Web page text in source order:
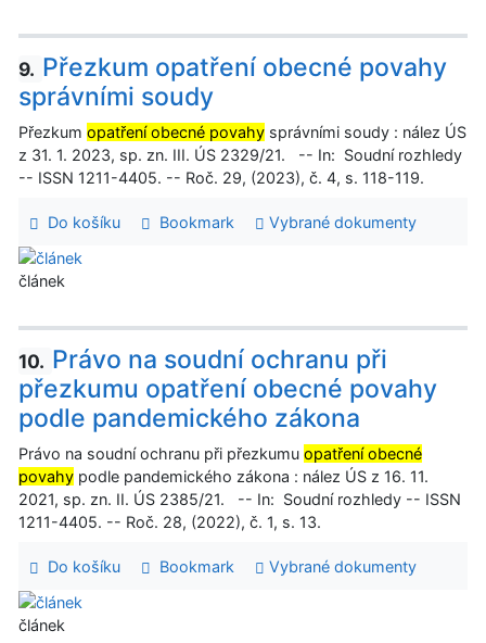
9. Přezkum opatření obecné povahy
správními soudy
Přezkum opatření obecné povahy správními soudy : nález ÚS
z 31. 1. 2023, sp. zn. III. ÚS 2329/21. -- In: Soudní rozhledy
-- ISSN 1211-4405. -- Roč. 29, (2023), č. 4, s. 118-119.
Do košíku Bookmark Vybrané dokumenty
článek
10. Právo na soudní ochranu při
přezkumu opatření obecné povahy
podle pandemického zákona
Právo na soudní ochranu při přezkumu opatření obecné
povahy podle pandemického zákona : nález ÚS z 16. 11.
2021, sp. zn. II. ÚS 2385/21. -- In: Soudní rozhledy -- ISSN
1211-4405. -- Roč. 28, (2022), č. 1, s. 13.
Do košíku Bookmark Vybrané dokumenty
článek